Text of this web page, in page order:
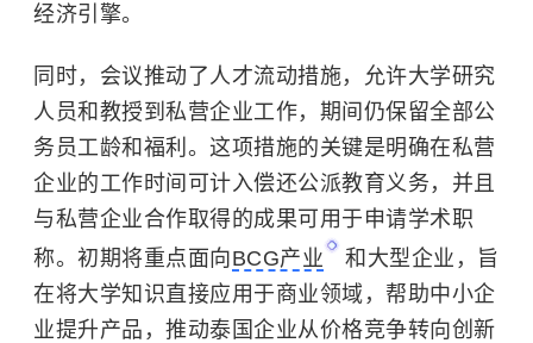
经济引擎。
同时，会议推动了人才流动措施，允许大学研究
人员和教授到私营企业工作，期间仍保留全部公
务员工龄和福利。这项措施的关键是明确在私营
企业的工作时间可计入偿还公派教育义务，并且
与私营企业合作取得的成果可用于申请学术职
称。初期将重点面向BCG产业
和大型企业，旨
在将大学知识直接应用于商业领域，帮助中小企
业提升产品，推动泰国企业从价格竞争转向创新